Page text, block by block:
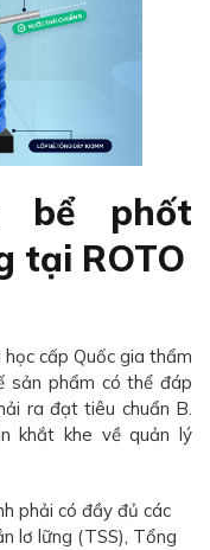
bể phốt
tại ROTO
cấp Quốc gia thẩm
sản phẩm có thể đáp
ra đạt tiêu chuẩn B.
khắt khe về quản lý
phải có đầy đủ các
lơ lững (TSS), Tổng